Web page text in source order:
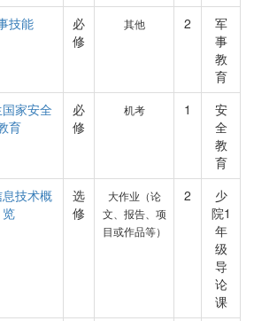
技能
必
修
其他 2
军
事
教
育
家安全
育
必
修
机考 1
安
全
教
育
技术概
览
选
修
大作业（论
文、报告、项
目或作品等）
2
少
院1
年
级
导
论
课